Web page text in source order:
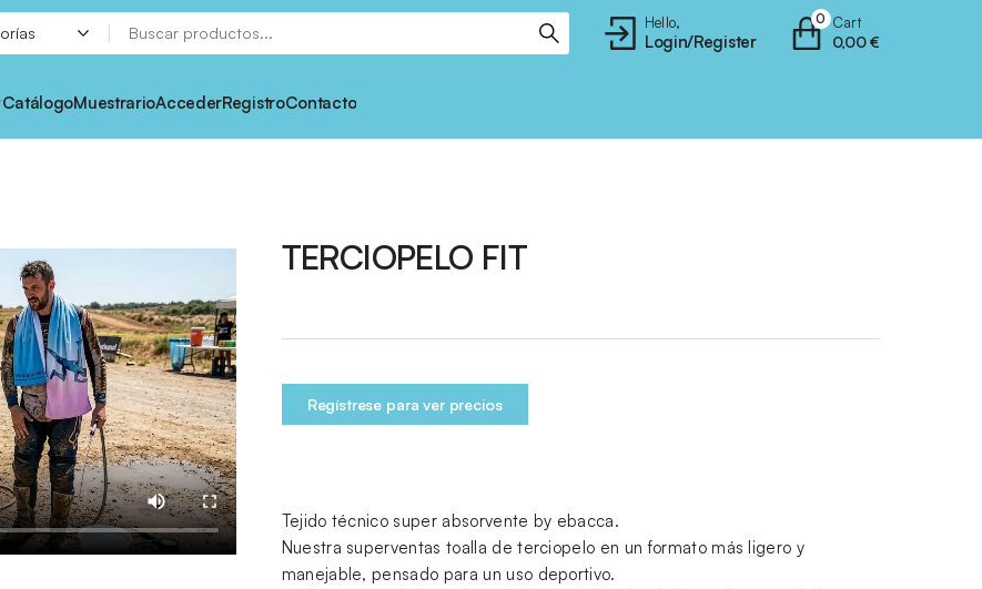
Hello,
Login/Register
Cart
0,00€
0
CatálogoMuestrarioAccederRegistroContacto
TERCIOPELO FIT
Regístrese para ver precios
Tejido técnico super absorvente by ebacca.
Nuestra superventas toalla de terciopelo en un formato más ligero y
manejable, pensado para un uso deportivo.